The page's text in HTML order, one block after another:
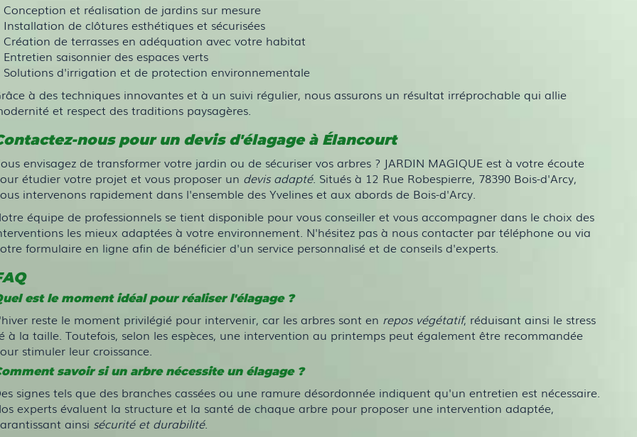
Conception et réalisation de jardins sur mesure
Installation de clôtures esthétiques et sécurisées
Création de terrasses en adéquation avec votre habitat
Entretien saisonnier des espaces verts
Solutions d'irrigation et de protection environnementale
à des techniques innovantes et à un suivi régulier, nous assurons un résultat irréprochable qui allie
et respect des traditions paysagères.
nous pour un devis d'élagage à Élancourt
envisagez de transformer votre jardin ou de sécuriser vos arbres ? JARDIN MAGIQUE est à votre écoute
étudier votre projet et vous proposer un devis adapté. Situés à 12 Rue Robespierre, 78390 Bois-d'Arcy,
intervenons rapidement dans l'ensemble des Yvelines et aux abords de Bois-d'Arcy.
équipe de professionnels se tient disponible pour vous conseiller et vous accompagner dans le choix des
les mieux adaptées à votre environnement. N'hésitez pas à nous contacter par téléphone ou via
formulaire en ligne afin de bénéficier d'un service personnalisé et de conseils d'experts.
est le moment idéal pour réaliser l'élagage ?
reste le moment privilégié pour intervenir, car les arbres sont en repos végétatif, réduisant ainsi le stress
à la taille. Toutefois, selon les espèces, une intervention au printemps peut également être recommandée
stimuler leur croissance.
savoir si un arbre nécessite un élagage ?
signes tels que des branches cassées ou une ramure désordonnée indiquent qu'un entretien est nécessaire.
experts évaluent la structure et la santé de chaque arbre pour proposer une intervention adaptée,
ainsi sécurité et durabilité.